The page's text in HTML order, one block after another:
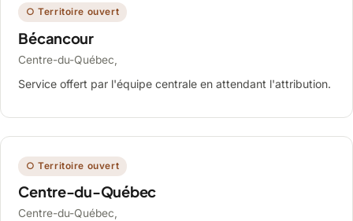
○ Territoire ouvert
Bécancour
Centre-du-Québec,
Service offert par l'équipe centrale en attendant l'attribution.
○ Territoire ouvert
Centre-du-Québec
Centre-du-Québec,